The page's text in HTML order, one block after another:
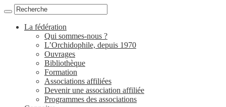
La fédération
Qui sommes-nous ?
L’Orchidophile, depuis 1970
Ouvrages
Bibliothèque
Formation
Associations affiliées
Devenir une association affiliée
Programmes des associations